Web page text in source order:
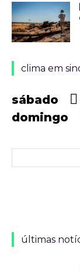
clima em
sábado
domingo
últimas